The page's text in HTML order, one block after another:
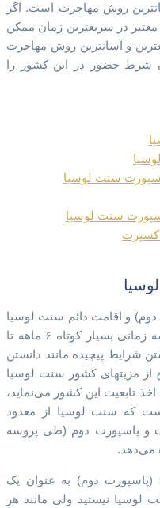
روش مهاجرت است. اگر
در سریعترین زمان ممکن
و آسانترین روش مهاجرت
شرط حضور در این کشور را
سنت لوسیا
سنت لوسیا
و اقامت دائم سنت لوسیا
دارای مزایای بسیاری مانند مدت پروسه زمانی بسیار کوتاه ۶ ماهه تا
شرایط پیچیده مانند دانستن
از مزیتهای کشور سنت لوسیا
اخذ تابعیت این کشور می‌نماید،
است که سنت لوسیا از معدود
و پاسپورت دوم (طی پروسه
می‌دهد.
دوم) به عنوان یک
لوسیا نیستید ولی مانند هر